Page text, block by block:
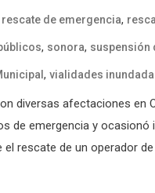
rescate de emergencia,
, sonora, suspensión
, vialidades
diversas afectaciones en
de emergencia y ocasionó
rescate de un operador de